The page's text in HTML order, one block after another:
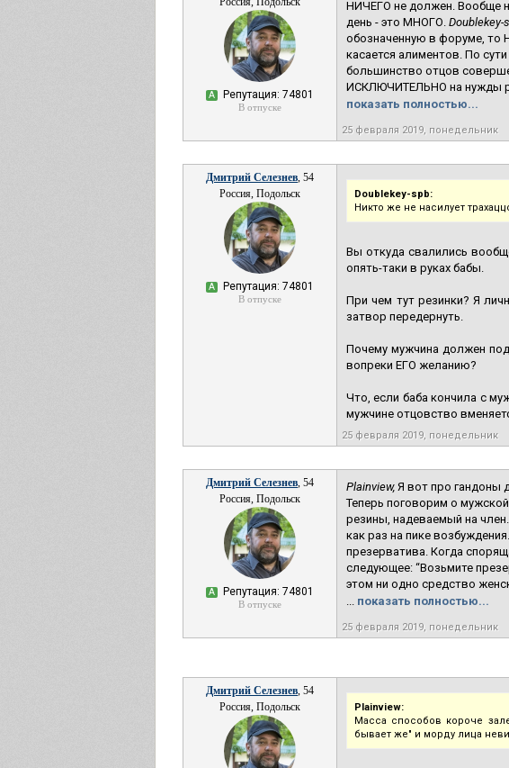
А Репутация: 74801
В отпуске
НИЧЕГО не должен. Вообще
день - это МНОГО. Doublekey-
обозначенную в форуме, то
касается алиментов. По
большинство отцов
ИСКЛЮЧИТЕЛЬНО на нужды
показать полностью...
25 февраля 2019, понедельник
Дмитрий Селезнев, 54
Россия, Подольск
А Репутация: 74801
В отпуске
Doublekey-spb:
Никто же не насилует
Вы откуда свалились
опять-таки в руках бабы.
При чем тут резинки? Я
затвор передернуть.
Почему мужчина должен
вопреки ЕГО желанию?
Что, если баба кончила с
мужчине отцовство
25 февраля 2019, понедельник
Дмитрий Селезнев, 54
Россия, Подольск
А Репутация: 74801
В отпуске
Plainview, Я вот про гандоны
Теперь поговорим о
резины, надеваемый на
как раз на пике
презерватива. Когда
следующее: “Возьмите
этом ни одно средство
... показать полностью...
25 февраля 2019, понедельник
Дмитрий Селезнев, 54
Россия, Подольск
Plainview:
Масса способов короче
бывает же" и морду лица